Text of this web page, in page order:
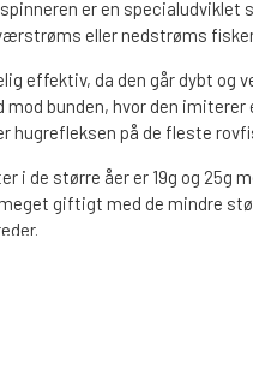
LANDINGS NET
SPINNERE
UPSTREAM
DOWNSTREAM
FC SPINNERE
UPSTREAM
er en specialudviklet
eller nedstrøms
effektiv, da den går dybt og
mod bunden, hvor den
hugrefleksen på de fleste
i de større åer er 19g og 25g
giftigt med de mindre
Special kommer i følgende
blad
blad